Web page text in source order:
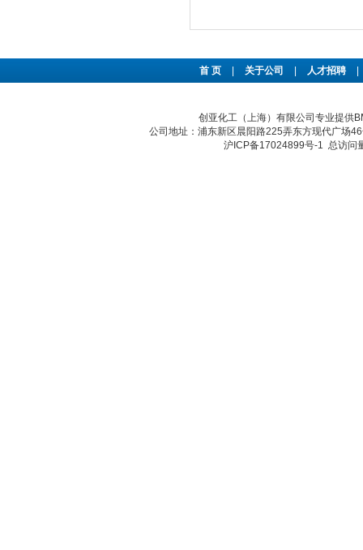
首 页 关于公司 人才招聘
创亚化工（上海）有限公司专业提供
公司地址：浦东新区晨阳路225弄东方现代广场
沪ICP备17024899号-1 总访问